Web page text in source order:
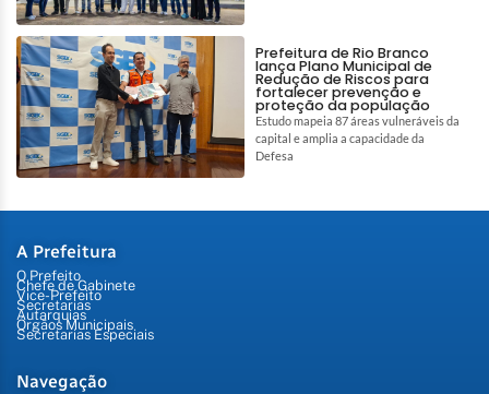
Prefeitura de Rio Branco
lança Plano Municipal de
Redução de Riscos para
fortalecer prevenção e
proteção da população
Estudo mapeia 87 áreas vulneráveis da
capital e amplia a capacidade da
Defesa
A Prefeitura
O Prefeito
Chefe de Gabinete
Vice-Prefeito
Secretarias
Autarquias
Órgãos Municipais
Secretarias Especiais
Navegação